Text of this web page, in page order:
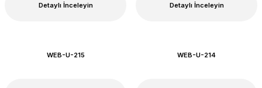
Detaylı İnceleyin Detaylı İnceleyin
WEB-U-215 WEB-U-214